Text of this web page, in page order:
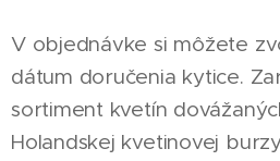
V objednávke si môžete
dátum doručenia kytice.
sortiment kvetín
Holandskej kvetinovej